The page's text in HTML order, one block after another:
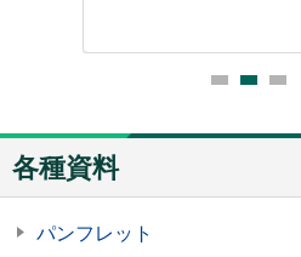
各種資料
パンフレット